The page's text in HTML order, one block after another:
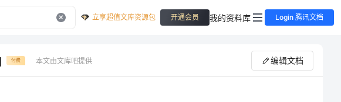
立享超值文库资源包 开通会员 我的资料库 Login 腾讯文档
付费 本文由文库吧提供 编辑文档